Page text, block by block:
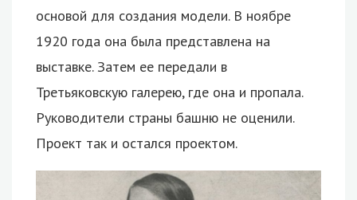
основой для создания модели. В ноябре
1920 года она была представлена на
выставке. Затем ее передали в
Третьяковскую галерею, где она и пропала.
Руководители страны башню не оценили.
Проект так и остался проектом.